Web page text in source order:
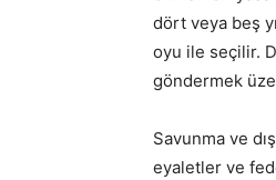
dört veya beş
oyu ile seçilir.
göndermek
Savunma ve
eyaletler ve